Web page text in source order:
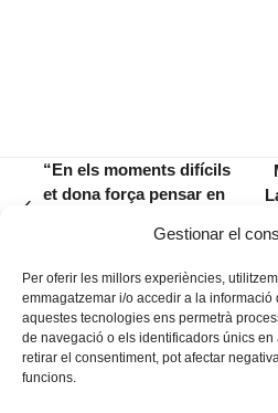
Gestionar el
Per oferir les millors experiències,
emmagatzemar i/o accedir a la
aquestes tecnologies ens permetrà
de navegació o els identificadors únics
retirar el consentiment, pot afectar
funcions.
“En els moments difícils
et dona força pensar en